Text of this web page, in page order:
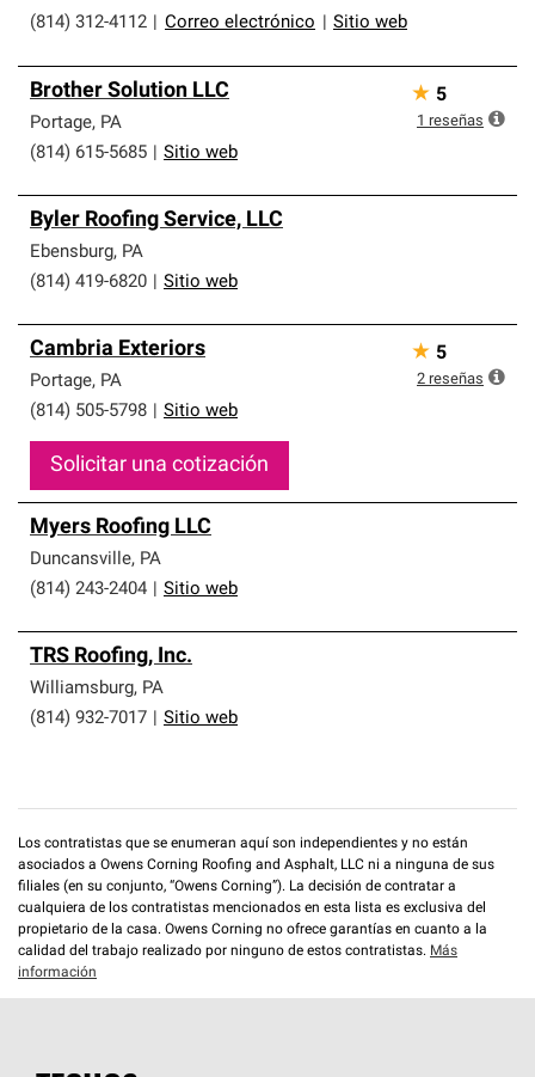
(814) 312-4112 Correo electrónico Sitio web
Brother Solution LLC
Portage, PA
(814) 615-5685
Sitio web
★ 5
1 reseñas
Byler Roofing Service, LLC
Ebensburg, PA
(814) 419-6820
Sitio web
Cambria Exteriors
Portage, PA
(814) 505-5798
Sitio web
Solicitar una cotización
★ 5
2 reseñas
Myers Roofing LLC
Duncansville, PA
(814) 243-2404
Sitio web
TRS Roofing, Inc.
Williamsburg, PA
(814) 932-7017
Sitio web
Los contratistas que se enumeran aquí son independientes y no están
asociados a Owens Corning Roofing and Asphalt, LLC ni a ninguna de sus
filiales (en su conjunto, “Owens Corning”). La decisión de contratar a
cualquiera de los contratistas mencionados en esta lista es exclusiva del
propietario de la casa. Owens Corning no ofrece garantías en cuanto a la
calidad del trabajo realizado por ninguno de estos contratistas. Más
información